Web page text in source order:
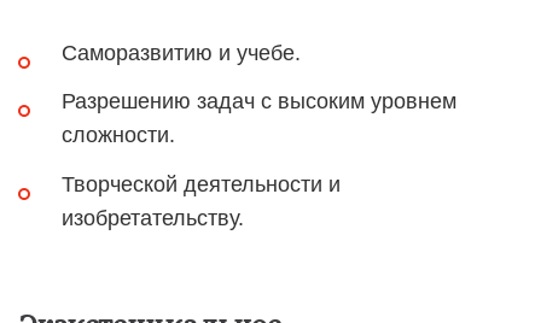
Саморазвитию и учебе.
Разрешению задач с высоким уровнем
сложности.
Творческой деятельности и
изобретательству.